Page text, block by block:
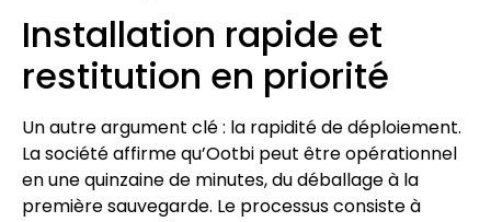
Installation rapide et
restitution en priorité
Un autre argument clé : la rapidité de déploiement.
La société affirme qu’Ootbi peut être opérationnel
en une quinzaine de minutes, du déballage à la
première sauvegarde. Le processus consiste à